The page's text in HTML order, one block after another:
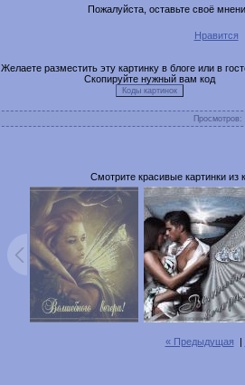
Пожалуйста, оставьте своё
Нравится
Желаете разместить эту картинку в блоге или в
Скопируйте нужный вам код
Просмотров:
Смотрите красивые картинки из
« Предыдущая |